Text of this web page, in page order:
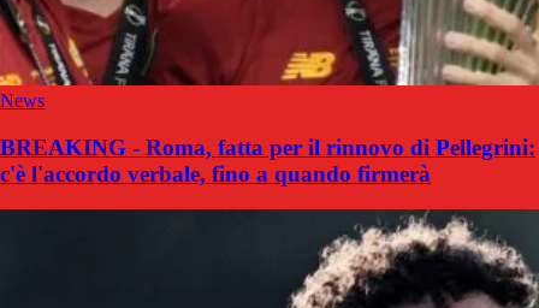
News
BREAKING - Roma, fatta per il rinnovo di Pellegrini:
c'è l'accordo verbale, fino a quando firmerà